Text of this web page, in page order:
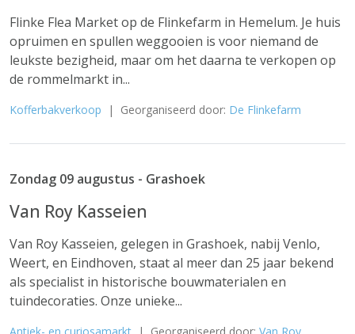
Flinke Flea Market op de Flinkefarm in Hemelum. Je huis
opruimen en spullen weggooien is voor niemand de
leukste bezigheid, maar om het daarna te verkopen op
de rommelmarkt in...
Kofferbakverkoop | Georganiseerd door: De Flinkefarm
Zondag 09 augustus - Grashoek
Van Roy Kasseien
Van Roy Kasseien, gelegen in Grashoek, nabij Venlo,
Weert, en Eindhoven, staat al meer dan 25 jaar bekend
als specialist in historische bouwmaterialen en
tuindecoraties. Onze unieke...